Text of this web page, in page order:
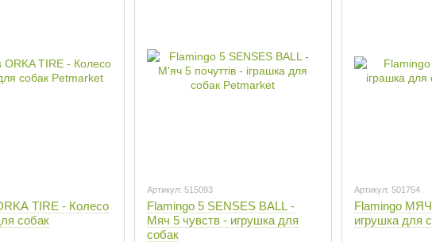
TIRE - Колесо
собак
Артикул: 515093
Flamingo 5 SENSES BALL -
Мяч 5 чувств - игрушка для
собак
Артикул: 501754
Flamingo
игрушка для